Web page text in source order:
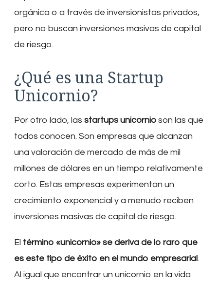
orgánica o a través de inversionistas privados,
pero no buscan inversiones masivas de capital
de riesgo.
¿Qué es una Startup
Unicornio?
Por otro lado, las startups unicornio son las que
todos conocen. Son empresas que alcanzan
una valoración de mercado de más de mil
millones de dólares en un tiempo relativamente
corto. Estas empresas experimentan un
crecimiento exponencial y a menudo reciben
inversiones masivas de capital de riesgo.
El término «unicornio» se deriva de lo raro que
es este tipo de éxito en el mundo empresarial.
Al igual que encontrar un unicornio en la vida